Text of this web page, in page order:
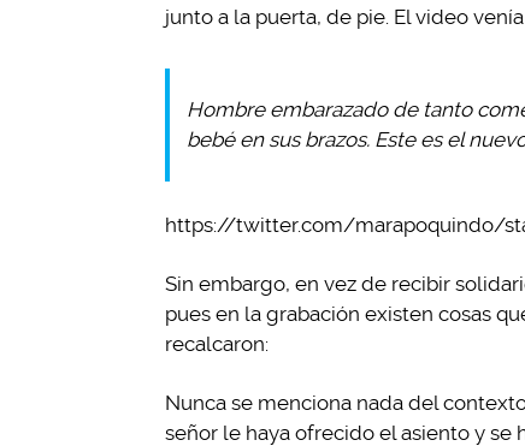
junto a la puerta, de pie. El video
Hombre embarazado de tanto
bebé en sus brazos. Este es el
https://twitter.com/marapoquindo/
Sin embargo, en vez de recibir
pues en la grabación existen cosas
recalcaron:
Nunca se menciona nada del
señor le haya ofrecido el asiento y se